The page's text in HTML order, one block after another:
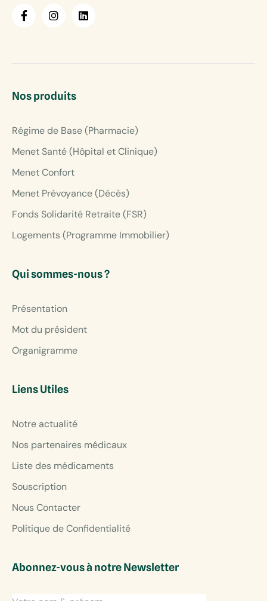
Nos produits
Régime de Base (Pharmacie)
Menet Santé (Hôpital et Clinique)
Menet Confort
Menet Prévoyance (Décès)
Fonds Solidarité Retraite (FSR)
Logements (Programme Immobilier)
Qui sommes-nous ?
Présentation
Mot du président
Organigramme
Liens Utiles
Notre actualité
Nos partenaires médicaux
Liste des médicaments
Souscription
Nous Contacter
Politique de Confidentialité
Abonnez-vous à notre Newsletter